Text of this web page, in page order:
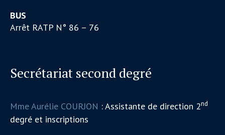
BUS
Arrêt RATP N° 86 – 76
Secrétariat second degré
Mme Aurélie COURJON : Assistante de direction 2nd
degré et inscriptions